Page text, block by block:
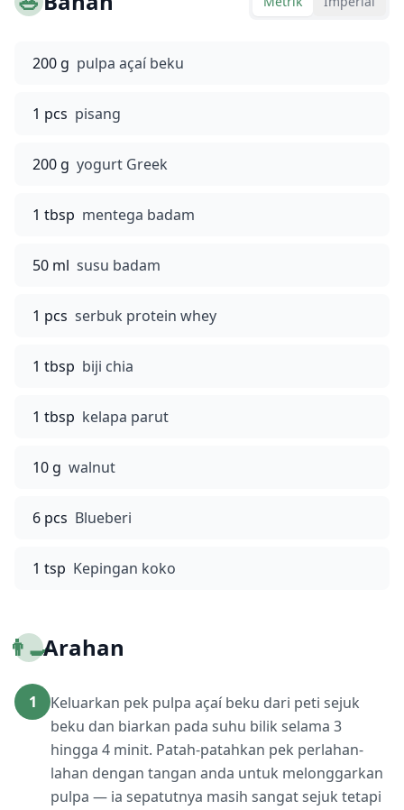
200 g pulpa açaí beku
1 pcs pisang
200 g yogurt Greek
1 tbsp mentega badam
50 ml susu badam
1 pcs serbuk protein whey
1 tbsp biji chia
1 tbsp kelapa parut
10 g walnut
6 pcs Blueberi
1 tsp Kepingan koko
👨‍🍳Arahan
1
Keluarkan pek pulpa açaí beku dari peti sejuk
beku dan biarkan pada suhu bilik selama 3
hingga 4 minit. Patah-patahkan pek perlahan-
lahan dengan tangan anda untuk melonggarkan
pulpa — ia sepatutnya masih sangat sejuk tetapi